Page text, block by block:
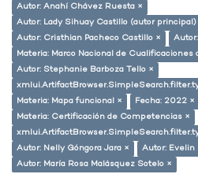
Autor: Anahí Chávez Ruesta ×
Autor: Lady Sihuay Castillo (autor principal)
Autor: Cristhian Pacheco Castillo ×
Materia: Marco Nacional de Cualificaciones
Autor: Stephanie Barboza Tello ×
Materia: Mapa funcional ×
Fecha: 2022 ×
Materia: Certificación de Competencias ×
Autor: Nelly Góngora Jara ×
Autor: Evelin
Autor: María Rosa Malásquez Sotelo ×